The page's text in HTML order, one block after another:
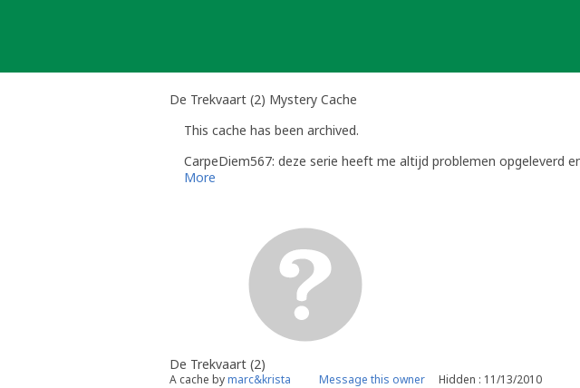
De Trekvaart (2) Mystery Cache
This cache has been archived.
CarpeDiem567: deze serie heeft me altijd problemen opgeleverd
More
De Trekvaart (2)
A cache bymarc&krista Message this owner Hidden : 11/13/2010